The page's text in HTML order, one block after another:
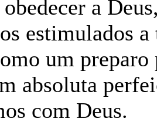
a
estimulados
um preparo
absoluta
com Deus.